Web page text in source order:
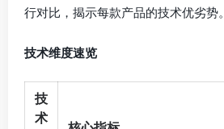
行对比，揭示每款产品的技术优劣势。
技术维度速览
技
术